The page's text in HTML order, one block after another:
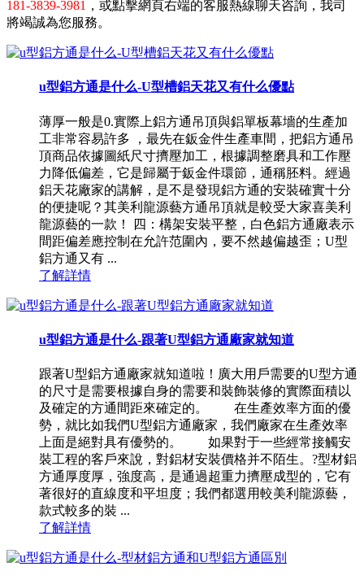
181-3839-3981 ，或點擊網頁右端的客服熱線聊天咨詢，我司
將竭誠為您服務。
u型鋁方通是什么-U型槽鋁天花又有什么優點
薄厚一般是0.實際上鋁方通吊頂與鋁單板幕墻的生產加
工非常容易許多 ，最先在鈑金件生產車間，把鋁方通吊
頂商品依據圖紙尺寸擠壓加工，根據調整磨具和工作壓
力降低偏差，它是歸屬于鈑金件環節，通稱胚料。經過
鋁天花廠家的講解，是不是發現鋁方通的安裝確實十分
的便捷呢？其美利龍源藝方通吊頂就是較受大家喜美利
龍源藝的一款！ 四：構架安裝平整，白色鋁方通廠表示
間距偏差應控制在允許范圍內，要不然越偏越歪；U型
鋁方通又有 ...
了解詳情
u型鋁方通是什么-跟著U型鋁方通廠家就知道
跟著U型鋁方通廠家就知道啦！廣大用戶需要的U型方通
的尺寸是需要根據自身的需要和裝飾裝修的實際面積以
及確定的方通間距來確定的。 在生產效率方面的優
勢，就比如我們U型鋁方通廠家，我們廠家在生產效率
上面是絕對具有優勢的。 如果對于一些經常接觸安
裝工程的客戶來說，對鋁材安裝價格并不陌生。?型材鋁
方通厚度厚，強度高，是通過超重力擠壓成型的，它有
著很好的直線度和平坦度；我們都選用較美利龍源藝，
款式較多的裝 ...
了解詳情